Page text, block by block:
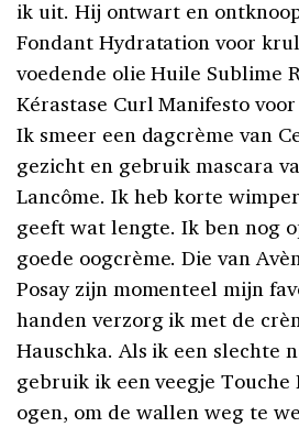
ik uit. Hij ontwart en
Fondant Hydratation voor
voedende olie Huile Sublime
Kérastase Curl Manifesto
Ik smeer een dagcrème van
gezicht en gebruik mascara
Lancôme. Ik heb korte
geeft wat lengte. Ik ben nog
goede oogcrème. Die van
Posay zijn momenteel mijn
handen verzorg ik met de
Hauschka. Als ik een slechte
gebruik ik een veegje Touche
ogen, om de wallen weg te